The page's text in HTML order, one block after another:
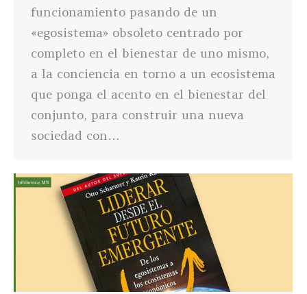
funcionamiento pasando de un
«egosistema» obsoleto centrado por
completo en el bienestar de uno mismo,
a la conciencia en torno a un ecosistema
que ponga el acento en el bienestar del
conjunto, para construir una nueva
sociedad con…